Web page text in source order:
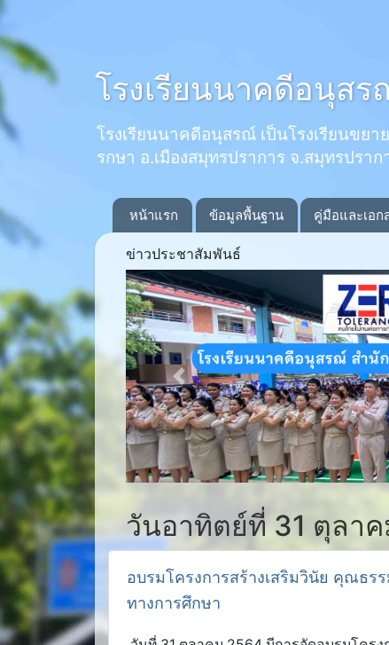
โรงเรียนนาคดีอนุส
โรงเรียนนาคดีอนุสรณ์ เป็นโรงเรียนขย
รกษา อ.เมืองสมุทรปราการ จ.สมุทรปร
หน้าแรก ข้อมูลพื้นฐาน คู่มือและเอก
ข่าวประชาสัมพันธ์
Previous
วันอาทิตย์ที่ 31 ตุลา
อบรมโครงการสร้างเสริมวินัย คุณธ
ทางการศึกษา